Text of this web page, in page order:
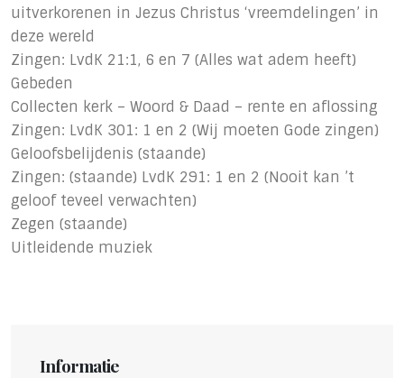
uitverkorenen in Jezus Christus ‘vreemdelingen’ in
deze wereld
Zingen: LvdK 21:1, 6 en 7 (Alles wat adem heeft)
Gebeden
Collecten kerk – Woord & Daad – rente en aflossing
Zingen: LvdK 301: 1 en 2 (Wij moeten Gode zingen)
Geloofsbelijdenis (staande)
Zingen: (staande) LvdK 291: 1 en 2 (Nooit kan ’t
geloof teveel verwachten)
Zegen (staande)
Uitleidende muziek
Informatie